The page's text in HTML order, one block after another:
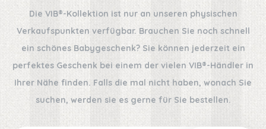
Die VIB®-Kollektion ist nur an unseren physischen
Verkaufspunkten verfügbar. Brauchen Sie noch schnell
ein schönes Babygeschenk? Sie können jederzeit ein
perfektes Geschenk bei einem der vielen VIB®-Händler in
Ihrer Nähe finden. Falls die mal nicht haben, wonach Sie
suchen, werden sie es gerne für Sie bestellen.